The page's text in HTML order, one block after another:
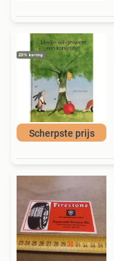
Scherpste prijs